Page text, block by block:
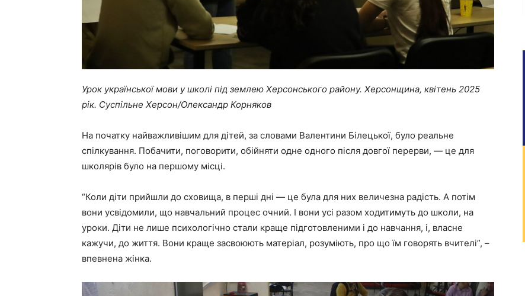
Урок української мови у школі під землею Херсонського району. Херсонщина, квітень 2025
рік. Суспільне Херсон/Олександр Корняков
На початку найважливішим для дітей, за словами Валентини Білецької, було реальне
спілкування. Побачити, поговорити, обійняти одне одного після довгої перерви, — це для
школярів було на першому місці.
“Коли діти прийшли до сховища, в перші дні — це була для них величезна радість. А потім
вони усвідомили, що навчальний процес очний. І вони усі разом ходитимуть до школи, на
уроки. Діти не лише психологічно стали краще підготовленими і до навчання, і, власне
кажучи, до життя. Вони краще засвоюють матеріал, розуміють, про що їм говорять вчителі”, –
впевнена жінка.